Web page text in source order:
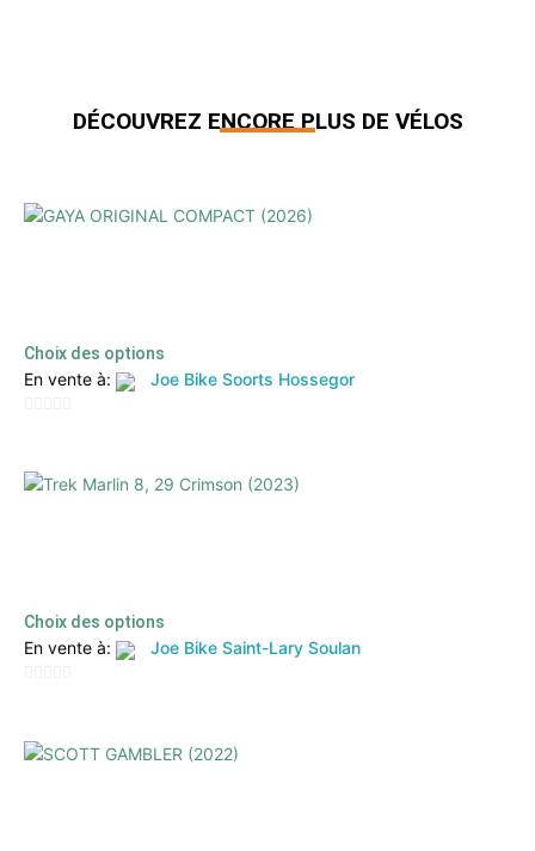
DÉCOUVREZ ENCORE PLUS DE VÉLOS
Choix des options
En vente à: Joe Bike Soorts Hossegor
5
Choix des options
En vente à: Joe Bike Saint-Lary Soulan
5